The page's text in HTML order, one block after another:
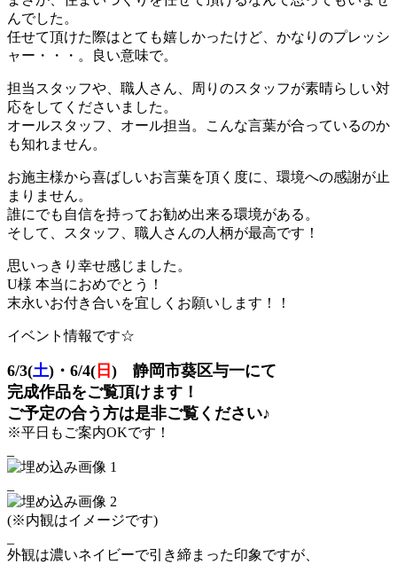
んでした。
任せて頂けた際はとても嬉しかったけど、かなりのプレッシ
ャー・・・。良い意味で。
担当スタッフや、職人さん、周りのスタッフが素晴らしい対
応をしてくださいました。
オールスタッフ、オール担当。こんな言葉が合っているのか
も知れません。
お施主様から喜ばしいお言葉を頂く度に、環境への感謝が止
まりません。
誰にでも自信を持ってお勧め出来る環境がある。
そして、スタッフ、職人さんの人柄が最高です！
思いっきり幸せ感じました。
U様 本当におめでとう！
末永いお付き合いを宜しくお願いします！！
イベント情報です☆
6/3(土)・6/4( 日 ) 静岡市葵区与一にて
完成作品をご覧頂けます！
ご予定の合う方は是非ご覧ください♪
※平日もご案内OKです！
(※内観はイメージです)
外観は濃いネイビーで引き締まった印象ですが、